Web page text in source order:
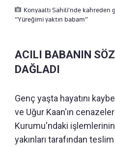
Konyaaltı Sahili'nde kahreden
“Yüreğimi yaktın babam”
ACILI BABANIN
DAĞLADI
Genç yaşta hayatını
ve Uğur Kaan'ın
Kurumu'ndaki
yakınları tarafından teslim